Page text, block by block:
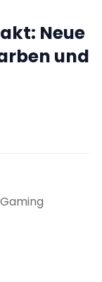
Neue
und
Gaming